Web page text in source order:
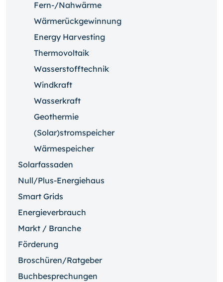
Fern-/Nahwärme
Wärmerückgewinnung
Energy Harvesting
Thermovoltaik
Wasserstofftechnik
Windkraft
Wasserkraft
Geothermie
(Solar)stromspeicher
Wärmespeicher
Solarfassaden
Null/Plus-Energiehaus
Smart Grids
Energieverbrauch
Markt / Branche
Förderung
Broschüren/Ratgeber
Buchbesprechungen